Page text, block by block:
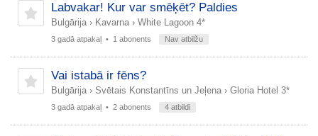
Labvakar! Kur var smēķēt? Paldies
Bulgārija › Kavarna › White Lagoon 4*
3 gadā atpakaļ • 1 abonents Nav atbilžu
Vai istabā ir fēns?
Bulgārija › Svētais Konstantīns un Jeļena › Gloria Hotel 3*
3 gadā atpakaļ • 2 abonents 4 atbildi